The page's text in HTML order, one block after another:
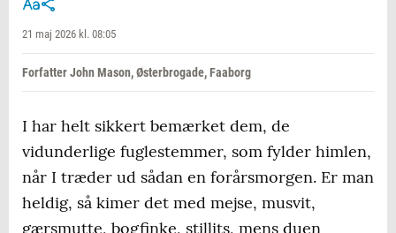
21 maj 2026 kl. 08:05
Forfatter John Mason, Østerbrogade, Faaborg
I har helt sikkert bemærket dem, de
vidunderlige fuglestemmer, som fylder himlen,
når I træder ud sådan en forårsmorgen. Er man
heldig, så kimer det med mejse, musvit,
gærsmutte, bogfinke, stillits, mens duen